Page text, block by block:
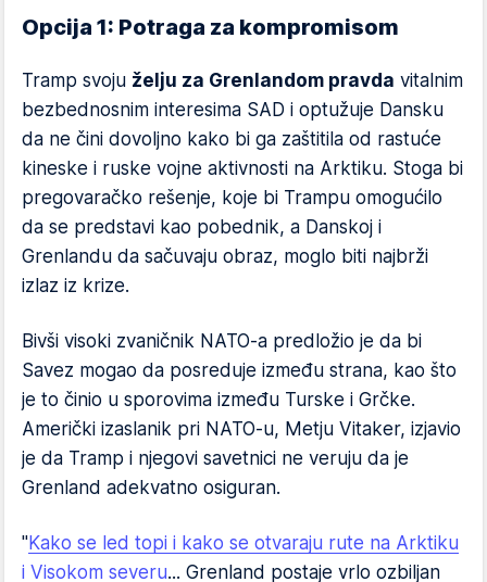
Opcija 1: Potraga za kompromisom
Tramp svoju želju za Grenlandom pravda vitalnim
bezbednosnim interesima SAD i optužuje Dansku
da ne čini dovoljno kako bi ga zaštitila od rastuće
kineske i ruske vojne aktivnosti na Arktiku. Stoga bi
pregovaračko rešenje, koje bi Trampu omogućilo
da se predstavi kao pobednik, a Danskoj i
Grenlandu da sačuvaju obraz, moglo biti najbrži
izlaz iz krize.
Bivši visoki zvaničnik NATO-a predložio je da bi
Savez mogao da posreduje između strana, kao što
je to činio u sporovima između Turske i Grčke.
Američki izaslanik pri NATO-u, Metju Vitaker, izjavio
je da Tramp i njegovi savetnici ne veruju da je
Grenland adekvatno osiguran.
"Kako se led topi i kako se otvaraju rute na Arktiku
i Visokom severu... Grenland postaje vrlo ozbiljan